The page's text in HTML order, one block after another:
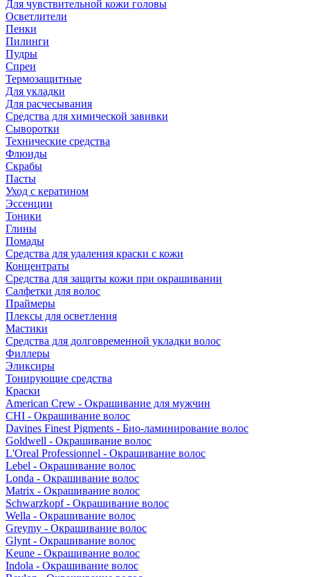
Для чувствительной кожи головы
Осветлители
Пенки
Пилинги
Пудры
Спреи
Термозащитные
Для укладки
Для расчесывания
Средства для химической завивки
Сыворотки
Технические средства
Флюиды
Скрабы
Пасты
Уход с кератином
Эссенции
Тоники
Глины
Помады
Средства для удаления краски с кожи
Концентраты
Средства для защиты кожи при окрашивании
Салфетки для волос
Праймеры
Плексы для осветления
Мастики
Средства для долговременной укладки волос
Филлеры
Эликсиры
Тонирующие средства
Краски
American Crew - Окрашивание для мужчин
CHI - Окрашивание волос
Davines Finest Pigments - Био-ламинирование волос
Goldwell - Окрашивание волос
L'Oreal Professionnel - Окрашивание волос
Lebel - Окрашивание волос
Londa - Окрашивание волос
Matrix - Окрашивание волос
Schwarzkopf - Окрашивание волос
Wella - Окрашивание волос
Greymy - Окрашивание волос
Glynt - Окрашивание волос
Keune - Окрашивание волос
Indola - Окрашивание волос